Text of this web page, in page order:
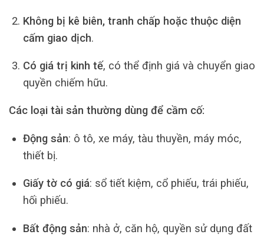
Không bị kê biên, tranh chấp hoặc thuộc diện
cấm giao dịch.
Có giá trị kinh tế, có thể định giá và chuyển giao
quyền chiếm hữu.
Các loại tài sản thường dùng để cầm cố:
Động sản: ô tô, xe máy, tàu thuyền, máy móc,
thiết bị.
Giấy tờ có giá: sổ tiết kiệm, cổ phiếu, trái phiếu,
hối phiếu.
Bất động sản: nhà ở, căn hộ, quyền sử dụng đất